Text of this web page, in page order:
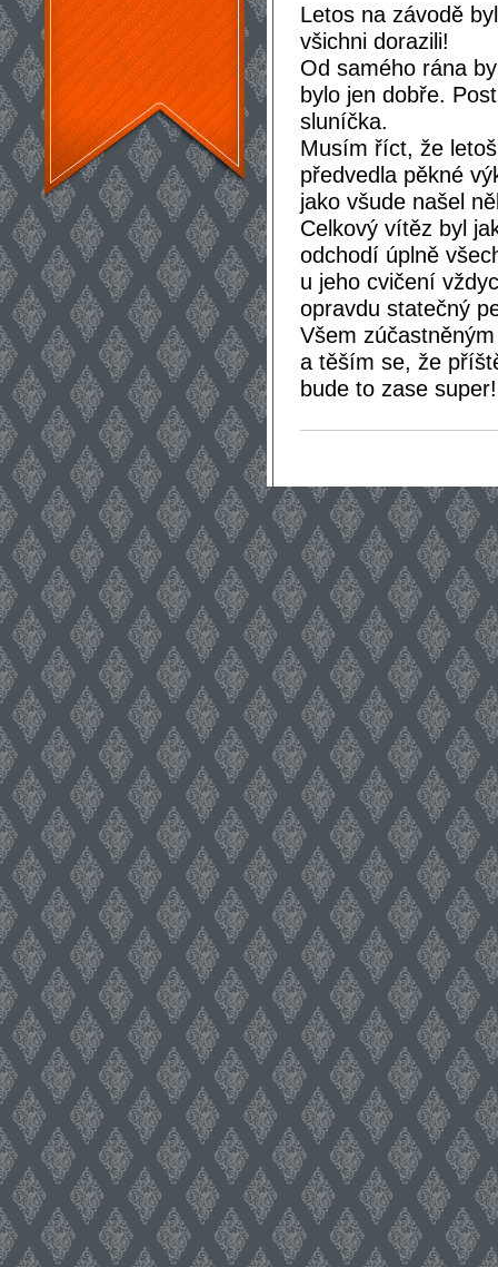
Letos na závodě
všichni dorazili!
Od samého rána
bylo jen dobře.
sluníčka.
Musím říct, že
předvedla pěkné
jako všude našel
Celkový vítěz byl
odchodí úplně
u jeho cvičení
opravdu statečný
Všem
a těším se, že
bude to zase super!